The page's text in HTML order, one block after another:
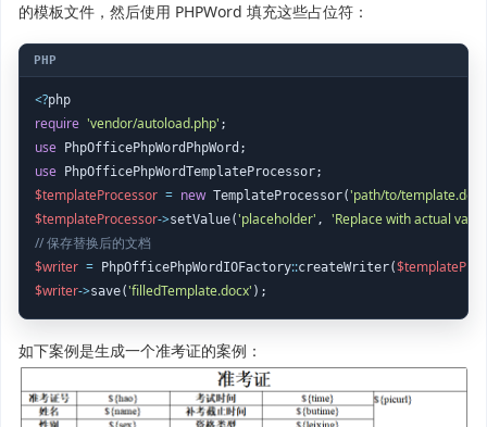
的模板文件，然后使用 PHPWord 填充这些占位符：
<?
require 'vendor/autoload.php'
use
use
$templateProcessor = new TemplateProcessor('path/to/
$templateProcessor->setValue('placeholder' , 'Replace with actual
// 保存替换后的文档
$writer = PhpOfficePhpWordIOFactory::createWriter(
$writer->save('filledTemplate.docx' );
如下案例是生成一个准考证的案例：